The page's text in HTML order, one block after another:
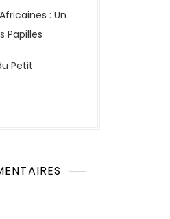
: Un
Papilles
Petit